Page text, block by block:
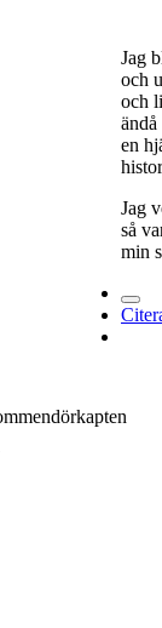
Jag
och
och
en
Jag
så
min